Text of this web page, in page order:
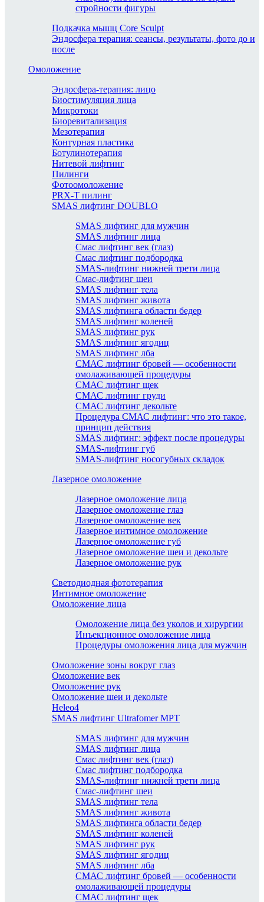
стройности фигуры
Подкачка мышц Core Sculpt
Эндосфера терапия: сеансы, результаты, фото до и
после
Омоложение
Эндосфера-терапия: лицо
Биостимуляция лица
Микротоки
Биоревитализация
Мезотерапия
Контурная пластика
Ботулинотерапия
Нитевой лифтинг
Пилинги
Фотоомоложение
PRX-T пилинг
SMAS лифтинг DOUBLO
SMAS лифтинг для мужчин
SMAS лифтинг лица
Смас лифтинг век (глаз)
Смас лифтинг подбородка
SMAS-лифтинг нижней трети лица
Смас-лифтинг шеи
SMAS лифтинг тела
SMAS лифтинг живота
SMAS лифтинга области бедер
SMAS лифтинг коленей
SMAS лифтинг рук
SMAS лифтинг ягодиц
SMAS лифтинг лба
СМАС лифтинг бровей — особенности
омолаживающей процедуры
СМАС лифтинг щек
СМАС лифтинг груди
СМАС лифтинг декольте
Процедура СМАС лифтинг: что это такое,
принцип действия
SMAS лифтинг: эффект после процедуры
SMAS-лифтинг губ
SMAS-лифтинг носогубных складок
Лазерное омоложение
Лазерное омоложение лица
Лазерное омоложение глаз
Лазерное омоложение век
Лазерное интимное омоложение
Лазерное омоложение губ
Лазерное омоложение шеи и декольте
Лазерное омоложение рук
Светодиодная фототерапия
Интимное омоложение
Омоложение лица
Омоложение лица без уколов и хирургии
Инъекционное омоложение лица
Процедуры омоложения лица для мужчин
Омоложение зоны вокруг глаз
Омоложение век
Омоложение рук
Омоложение шеи и декольте
Heleo4
SMAS лифтинг Ultrafomer MPT
SMAS лифтинг для мужчин
SMAS лифтинг лица
Смас лифтинг век (глаз)
Смас лифтинг подбородка
SMAS-лифтинг нижней трети лица
Смас-лифтинг шеи
SMAS лифтинг тела
SMAS лифтинг живота
SMAS лифтинга области бедер
SMAS лифтинг коленей
SMAS лифтинг рук
SMAS лифтинг ягодиц
SMAS лифтинг лба
СМАС лифтинг бровей — особенности
омолаживающей процедуры
СМАС лифтинг щек